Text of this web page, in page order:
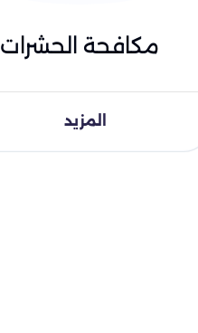
مكافحة الحشرات
المزيد